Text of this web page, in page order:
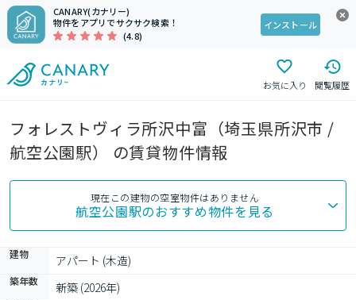
CANARY(カナリー)
物件をアプリでサクサク検索！
(4.8)
インストール
お気に入り 閲覧履歴
フォレストヴィラ所沢中富（埼玉県所沢市 /
航空公園駅） の賃貸物件情報
現在この建物の空室物件はありません
航空公園駅のおすすめ物件を見る
建物 アパート (木造)
築年数 新築 (2026年)